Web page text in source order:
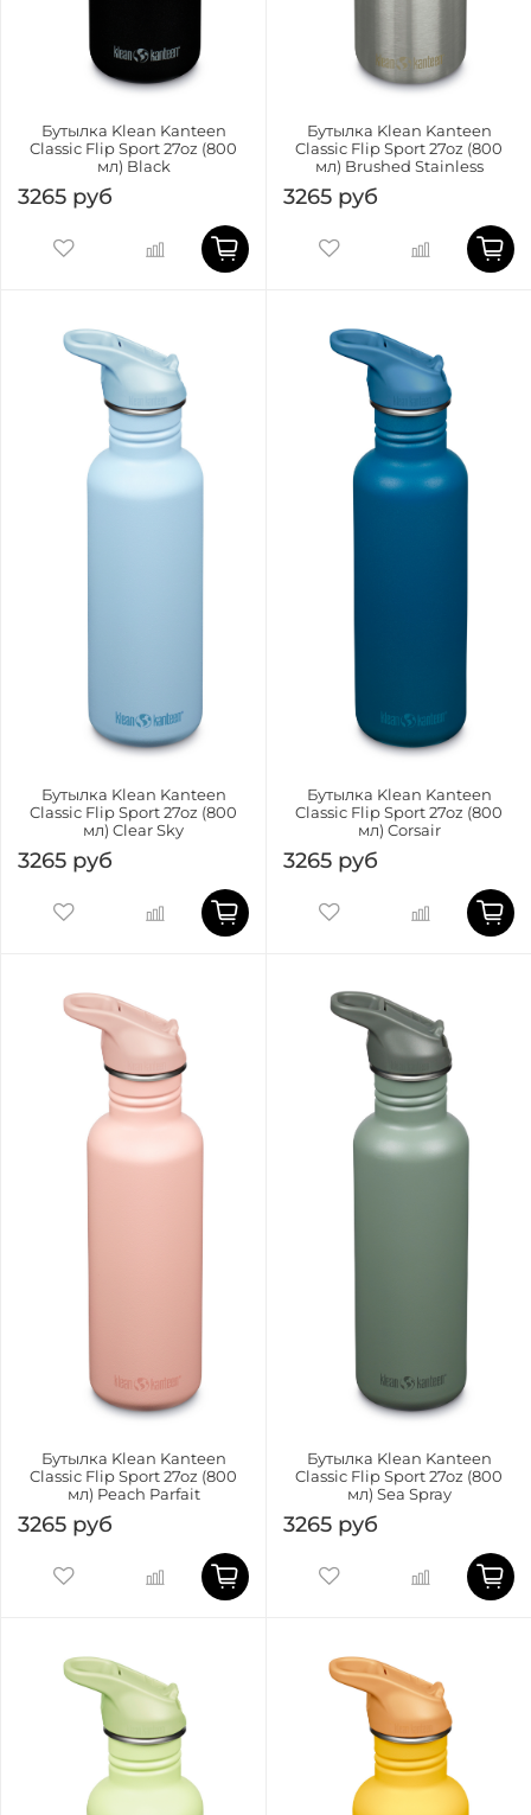
Бутылка Klean Kanteen
Classic Flip Sport 27oz (800
мл) Black
3265 руб
Бутылка Klean Kanteen
Classic Flip Sport 27oz (800
мл) Brushed Stainless
3265 руб
Бутылка Klean Kanteen
Classic Flip Sport 27oz (800
мл) Clear Sky
3265 руб
Бутылка Klean Kanteen
Classic Flip Sport 27oz (800
мл) Corsair
3265 руб
Бутылка Klean Kanteen
Classic Flip Sport 27oz (800
мл) Peach Parfait
3265 руб
Бутылка Klean Kanteen
Classic Flip Sport 27oz (800
мл) Sea Spray
3265 руб